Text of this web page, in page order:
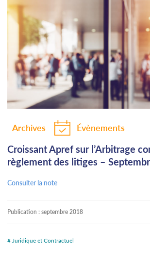
Archives Évènements
Croissant Apref sur l’Arbitrage
règlement des litiges –
Consulter la note
Publication : septembre 2018
# Juridique et Contractuel